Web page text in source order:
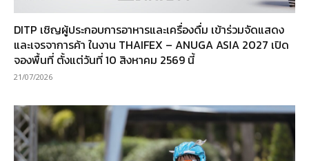
DITP เชิญผู้ประกอบการอาหารและเครื่องดื่ม เข้าร่วมจัดแสดง
และเจรจาการค้า ในงาน THAIFEX – ANUGA ASIA 2027 เปิด
จองพื้นที่ ตั้งแต่วันที่ 10 สิงหาคม 2569 นี้
21/07/2026